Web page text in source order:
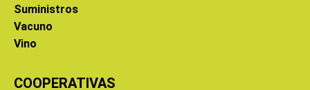
Suministros
Vacuno
Vino
COOPERATIVAS